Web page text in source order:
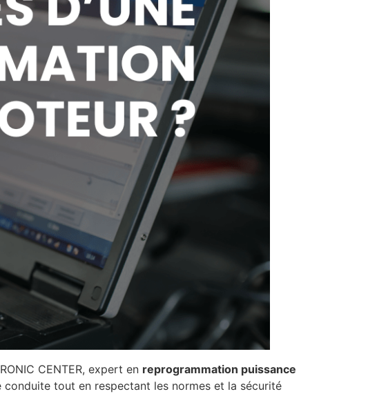
CENTER, expert en reprogrammation puissance
tout en respectant les normes et la sécurité